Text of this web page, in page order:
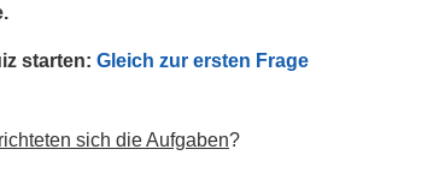
starten: Gleich zur ersten Frage
sich die Aufgaben?